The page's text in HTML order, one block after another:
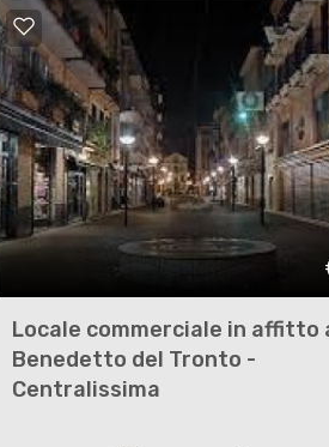
Locale commerciale in affitto
Benedetto del Tronto -
Centralissima